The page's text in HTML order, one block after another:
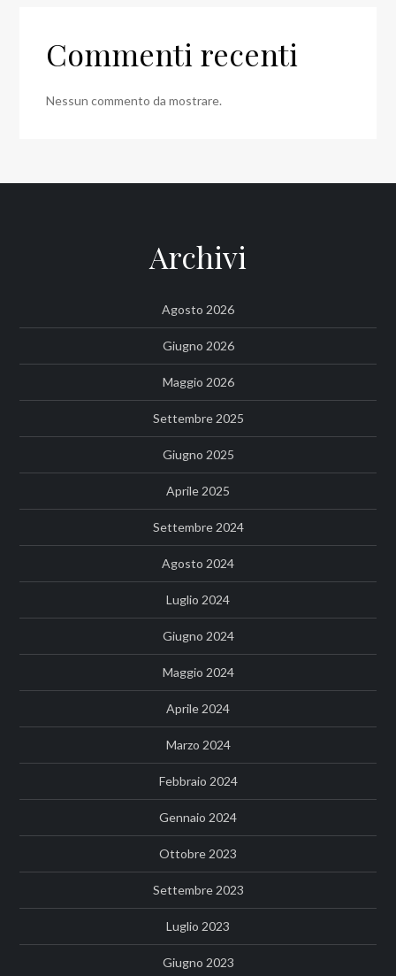
Commenti recenti
Nessun commento da mostrare.
Archivi
Agosto 2026
Giugno 2026
Maggio 2026
Settembre 2025
Giugno 2025
Aprile 2025
Settembre 2024
Agosto 2024
Luglio 2024
Giugno 2024
Maggio 2024
Aprile 2024
Marzo 2024
Febbraio 2024
Gennaio 2024
Ottobre 2023
Settembre 2023
Luglio 2023
Giugno 2023